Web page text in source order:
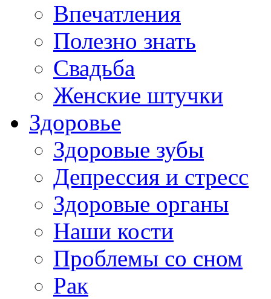
Впечатления
Полезно знать
Свадьба
Женские штучки
Здоровье
Здоровые зубы
Депрессия и стресс
Здоровые органы
Наши кости
Проблемы со сном
Рак